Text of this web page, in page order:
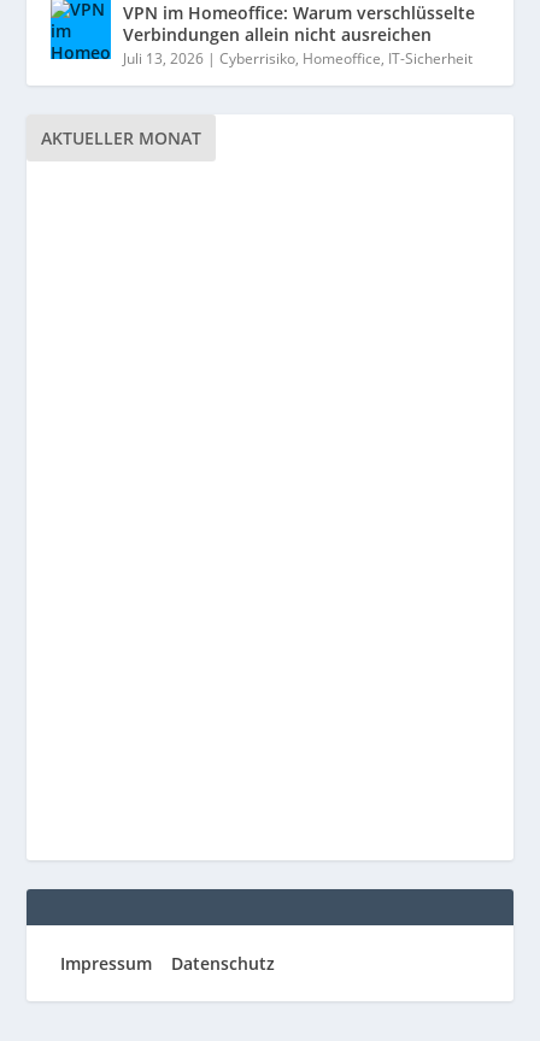
VPN im Homeoffice: Warum verschlüsselte
Verbindungen allein nicht ausreichen
Juli 13, 2026 |Cyberrisiko, Homeoffice, IT-Sicherheit
AKTUELLER MONAT
Impressum Datenschutz